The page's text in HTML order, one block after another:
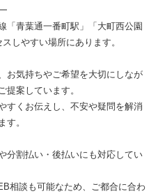
「青葉通一番町駅」「大町西公園
しやすい場所にあります。
お気持ちやご希望を大切にしなが
提案しています。
すくお伝えし、不安や疑問を解消
す。
分割払い・後払いにも対応してい
相談も可能なため、ご都合に合わ